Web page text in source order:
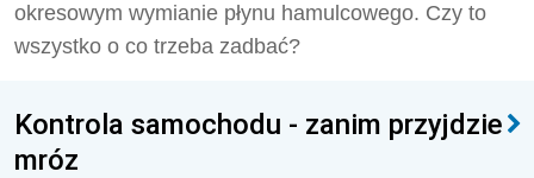
okresowym wymianie płynu hamulcowego. Czy to
wszystko o co trzeba zadbać?
Kontrola samochodu - zanim przyjdzie
mróz